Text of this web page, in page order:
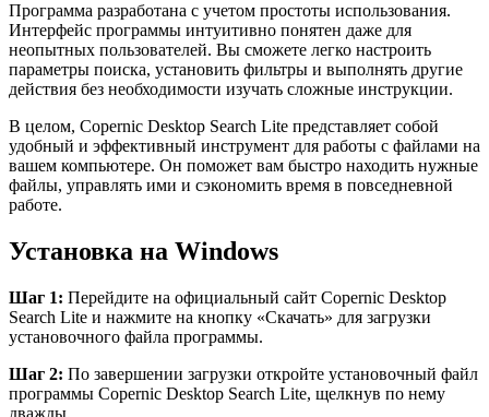
Программа разработана с учетом простоты использования.
Интерфейс программы интуитивно понятен даже для
неопытных пользователей. Вы сможете легко настроить
параметры поиска, установить фильтры и выполнять другие
действия без необходимости изучать сложные инструкции.
В целом, Copernic Desktop Search Lite представляет собой
удобный и эффективный инструмент для работы с файлами на
вашем компьютере. Он поможет вам быстро находить нужные
файлы, управлять ими и сэкономить время в повседневной
работе.
Установка на Windows
Шаг 1: Перейдите на официальный сайт Copernic Desktop
Search Lite и нажмите на кнопку «Скачать» для загрузки
установочного файла программы.
Шаг 2: По завершении загрузки откройте установочный файл
программы Copernic Desktop Search Lite, щелкнув по нему
дважды.